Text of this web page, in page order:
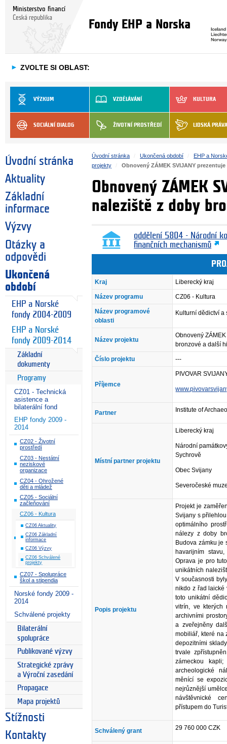
Ministerstvo financí
Česká republika
Fondy EHP a Norska
► ZVOLTE SI OBLAST:
VÝZKUM VZDĚLÁVÁNÍ KULTURA
SOCIÁLNÍ DIALOG ŽIVOTNÍ PROSTŘEDÍ LIDSKÁ PRÁVA
Úvodní stránka
Aktuality
Základní
informace
Výzvy
Otázky a
odpovědi
Ukončená
období
EHP a Norské
fondy 2004-2009
EHP a Norské
fondy 2009-2014
Základní
dokumenty
Programy
CZ01 - Technická
asistence a
bilaterální fond
EHP fondy 2009 -
2014
CZ02 - Životní
prostředí
CZ03 - Nestátní
neziskové
organizace
CZ04 - Ohrožené
děti a mládež
CZ05 - Sociální
začleňování
CZ06 - Kultura
CZ06 Aktuality
CZ06 Základní
informace
CZ06 Výzvy
CZ06 Schválené
projekty
CZ07 - Spolupráce
škol a stipendia
Norské fondy 2009 -
2014
Schválené projekty
Bilaterální
spolupráce
Publikované výzvy
Strategické zprávy
a Výroční zasedání
Propagace
Mapa projektů
Stížnosti
Kontakty
Úvodní stránka Ukončená období
EHP a
projekty
Obnovený ZÁMEK SVIJANY
Obnovený ZÁMEK
naleziště z doby
oddělení 5804 - Národní
finančních mechanismů
Kraj Liberecký kraj
Název programu CZ06 - Kultura
Název programové
oblasti
Kulturní dědictví a
Název projektu
Obnovený
bronzové a další
Číslo projektu ---
Příjemce
PIVOVAR
Partner Institute of
Místní partner projektu
Liberecký kraj
Národní
Sychrově
Obec Svijany
Severočeské
Popis projektu
Projekt je
Svijany s
optimálního
nálezy z doby
Budova zámku je
havarijním
Oprava je pro
unikátních
V současnosti
nikdo z řad laické
toto unikátní
vitrín, ve kterých
archivními
a zveřejněny
mobiliář, které na
depozitními
trvale
zámeckou
archeologické
měnící se
nejrůznější
návštěvnické
přístupem do
Schválený grant 29 760 000 CZK